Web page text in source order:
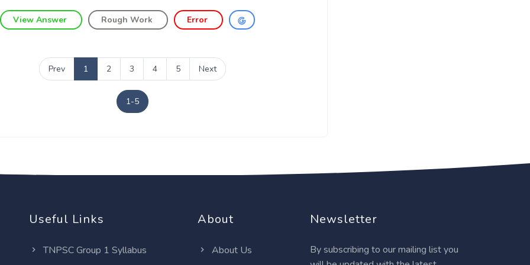
View Answer Rough Work Error
Prev 1 2 3 4 5 Next
1-5
Useful Links
TNPSC Group 1 Syllabus
About
About Us
Newsletter
By subscribing to our mailing list you